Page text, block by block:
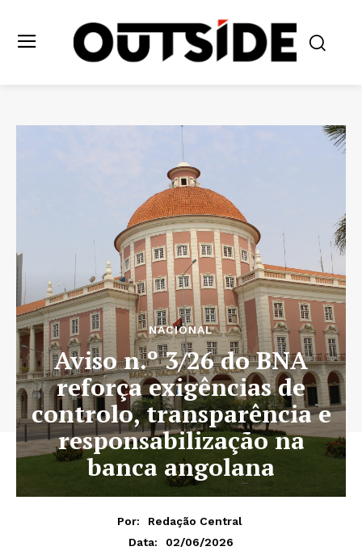
NACIONAL
Aviso n.º 3/26 do BNA
reforça exigências de
controlo, transparência e
responsabilização na
banca angolana
Por:
Redação Central
Data:
02/06/2026